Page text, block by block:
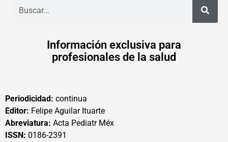
Información exclusiva para
profesionales de la salud
Periodicidad: continua
Editor: Felipe Aguilar Ituarte
Abreviatura: Acta Pediatr Méx
ISSN: 0186-2391